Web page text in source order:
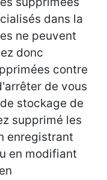
dans la
ne peuvent
donc
contre
de vous
stockage de
supprimé les
enregistrant
en modifiant